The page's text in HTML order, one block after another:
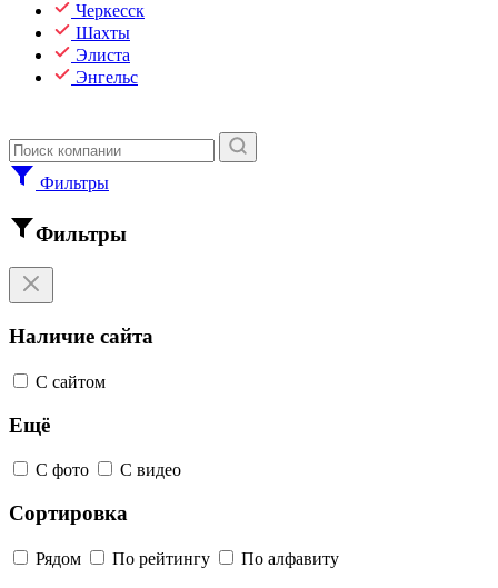
Черкесск
Шахты
Элиста
Энгельс
Фильтры
Фильтры
Наличие сайта
С сайтом
Ещё
С фото С видео
Сортировка
Рядом По рейтингу По алфавиту